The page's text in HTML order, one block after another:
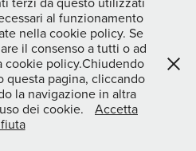
Adobe Portfolio
al funzionamento
nella cookie policy. Se
il consenso a tutti o ad
cookie policy.Chiudendo
questa pagina, cliccando
la navigazione in altra
dei cookie.
Accetta